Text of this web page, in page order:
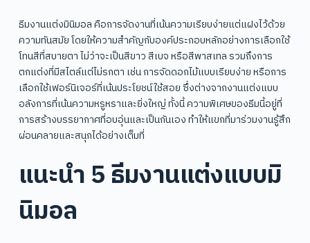
ธีมงานแต่งมินิมอล คือการจัดงานที่เน้นความเรียบง่ายแต่แฝงไว้ด้วย
ความทันสมัย โดยให้ความสำคัญกับองค์ประกอบหลักอย่างการเลือกใช้
โทนสีที่สบายตา ไม่ว่าจะเป็นสีขาว สีเบจ หรือสีพาสเทล รวมถึงการ
ตกแต่งที่มีสไตล์แต่ไม่รกตา เช่น การจัดดอกไม้แบบเรียบง่าย หรือการ
เลือกใช้เฟอร์นิเจอร์ที่เน้นประโยชน์ใช้สอย ซึ่งต่างจากงานแต่งแบบ
อลังการที่เน้นความหรูหราและยิ่งใหญ่ ทั้งนี้ ความพิเศษของธีมนี้อยู่ที่
การสร้างบรรยากาศที่อบอุ่นและเป็นกันเอง ทำให้แขกที่มาร่วมงานรู้สึก
ผ่อนคลายและสนุกได้อย่างเต็มที่
แนะนำ 5 ธีมงานแต่งแบบมิ
นิมอล